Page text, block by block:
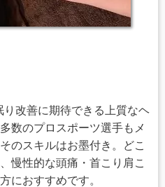
改善に期待できる上質なヘ
数のプロスポーツ選手もメ
のスキルはお墨付き。どこ
慢性的な頭痛・首こり肩こ
におすすめです。